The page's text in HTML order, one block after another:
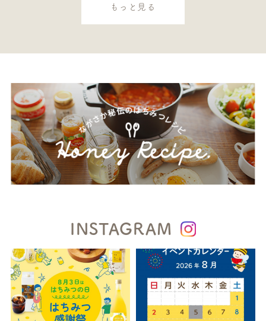
もっと見る
INSTAGRAM